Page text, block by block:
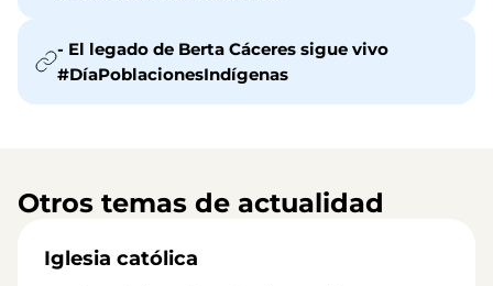
- El legado de Berta Cáceres sigue vivo
#DíaPoblacionesIndígenas
Otros temas de actualidad
Iglesia católica